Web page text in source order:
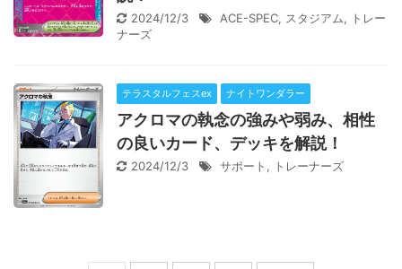
2024/12/3 ACE-SPEC, スタジアム, トレー
ナーズ
テラスタルフェスex ナイトワンダラー
アクロマの執念の強みや弱み、相性
の良いカード、デッキを解説！
2024/12/3 サポート , トレーナーズ